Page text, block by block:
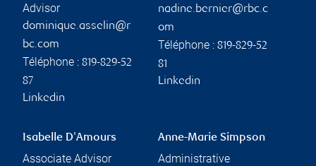
Advisor
dominique.asselin@r
bc.com
Téléphone : 819-829-52
87
Linkedin
nadine.bernier@rbc.c
om
Téléphone : 819-829-52
81
Linkedin
Isabelle D'Amours
Associate Advisor
Anne-Marie Simpson
Administrative